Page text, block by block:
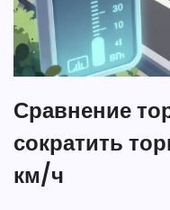
Сравнение
сократить
км/ч